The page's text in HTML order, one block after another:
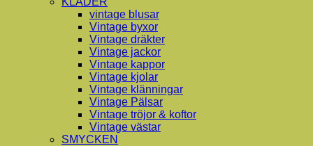
vintage blusar
Vintage byxor
Vintage dräkter
Vintage jackor
Vintage kappor
Vintage kjolar
Vintage klänningar
Vintage Pälsar
Vintage tröjor & koftor
Vintage västar
SMYCKEN